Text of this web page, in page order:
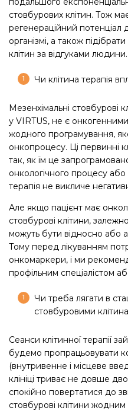
стовбурових клітин. Тож
регенераційний потенціал
організмі, а також
клітин за відгуками людини.
Чи клітина терапія
Мезенхімальні стовбурові
у VIRTUS, не є
жодного програмування,
онкопроцесу. Ці первинні
так, як їм це
онкологічного процесу
терапія не викличе
Але якщо пацієнт має
стовбурові клітини,
можуть бути відносно або
Тому перед лікуванням
онкомаркери, і ми
профільним спеціалістом
Чи треба лягати в
стовбуровими
Сеанси клітинної терапії
будемо пропрацьовувати
(внутривенне і місцеве
клініці триває не довше
спокійно повертатися до
стовбурові клітини